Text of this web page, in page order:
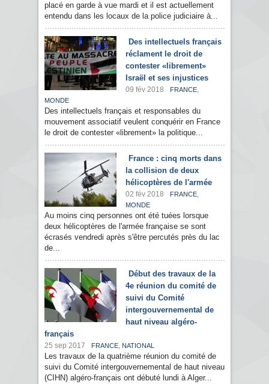
placé en garde à vue mardi et il est actuellement
entendu dans les locaux de la police judiciaire à...
Des intellectuels français
réclament le droit de
contester «librement»
Israël et ses injustices
09 fév 2018 FRANCE,
MONDE
Des intellectuels français et responsables du
mouvement associatif veulent conquérir en France
le droit de contester «librement» la politique...
France : cinq morts dans
la collision de deux
hélicoptères de l'armée
02 fév 2018 FRANCE,
MONDE
Au moins cinq personnes ont été tuées lorsque
deux hélicoptères de l'armée française se sont
écrasés vendredi après s'être percutés près du lac
de...
Début des travaux de la
4e réunion du comité de
suivi du Comité
intergouvernemental de
haut niveau algéro-
français
25 sep 2017 FRANCE, NATIONAL
Les travaux de la quatrième réunion du comité de
suivi du Comité intergouvernemental de haut niveau
(CIHN) algéro-français ont débuté lundi à Alger...